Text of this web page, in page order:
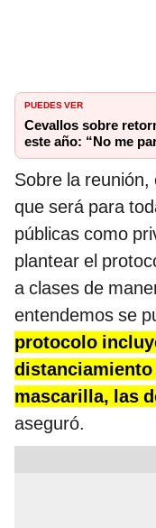
PUEDES VER
Cevallos sobre
este año: “No me
Sobre la
que será para
públicas como
plantear el
a clases de
entendemos se
protocolo
mascarilla, las
aseguró.